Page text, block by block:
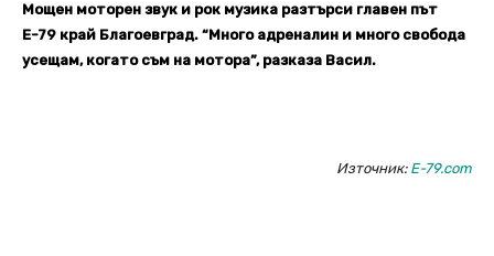
Мощен моторен звук и рок музика разтърси главен път
Е-79 край Благоевград. “Много адреналин и много свобода
усещам, когато съм на мотора”, разказа Васил.
Източник: E-79.com